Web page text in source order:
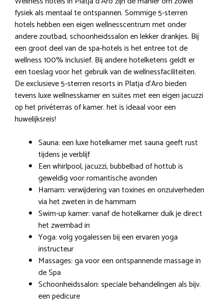
fysiek als mentaal te ontspannen. Sommige 5-sterren
hotels hebben een eigen wellnesscentrum met onder
andere zoutbad, schoonheidssalon en lekker drankjes. Bij
een groot deel van de spa-hotels is het entree tot de
wellness 100% inclusief. Bij andere hotelketens geldt er
een toeslag voor het gebruik van de wellnessfaciliteiten.
De exclusieve 5-sterren resorts in Platja d’Aro bieden
tevens luxe wellnesskamer en suites met een eigen jacuzzi
op het privéterras of kamer. het is ideaal voor een
huwelijksreis!
Sauna: een luxe hotelkamer met sauna geeft rust
tijdens je verblijf
Een whirlpool, jacuzzi, bubbelbad of hottub is
geweldig voor romantische avonden
Hamam: verwijdering van toxines en onzuiverheden
via het zweten in de hammam
Swim-up kamer: vanaf de hotelkamer duik je direct
het zwembad in
Yoga: volg yogalessen bij een ervaren yoga
instructeur
Massages: ga voor een ontspannende massage in
de Spa
Schoonheidssalon: speciale behandelingen als bijv.
een pedicure